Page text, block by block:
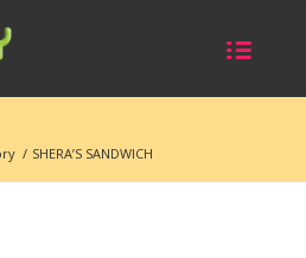
/ SHERA’S SANDWICH